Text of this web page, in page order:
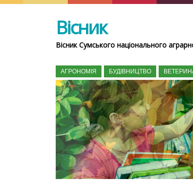
Вісник
Вісник Сумського національного
АГРОНОМІЯ БУДІВНИЦТВО